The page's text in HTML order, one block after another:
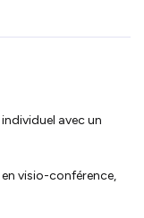
individuel avec un
en visio-conférence,